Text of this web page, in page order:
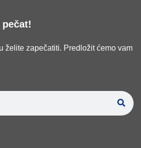
želite zapečatiti. Predložit ćemo vam